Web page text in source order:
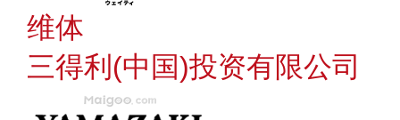
维体
三得利(中国)投资有限公司